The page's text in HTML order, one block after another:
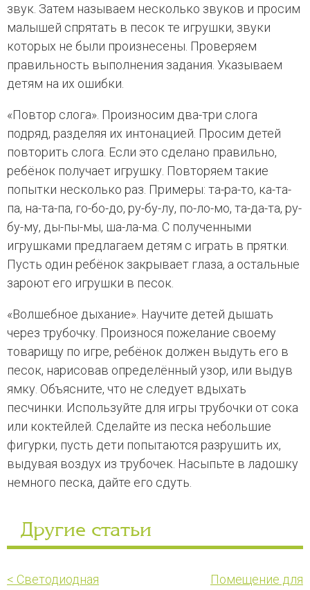
звук. Затем называем несколько звуков и просим
малышей спрятать в песок те игрушки, звуки
которых не были произнесены. Проверяем
правильность выполнения задания. Указываем
детям на их ошибки.
«Повтор слога». Произносим два-три слога
подряд, разделяя их интонацией. Просим детей
повторить слога. Если это сделано правильно,
ребёнок получает игрушку. Повторяем такие
попытки несколько раз. Примеры: та-ра-то, ка-та-
па, на-та-па, го-бо-до, ру-бу-лу, по-ло-мо, та-да-та, ру-
бу-му, ды-пы-мы, ша-ла-ма. С полученными
игрушками предлагаем детям с играть в прятки.
Пусть один ребёнок закрывает глаза, а остальные
зароют его игрушки в песок.
«Волшебное дыхание». Научите детей дышать
через трубочку. Произнося пожелание своему
товарищу по игре, ребёнок должен выдуть его в
песок, нарисовав определённый узор, или выдув
ямку. Объясните, что не следует вдыхать
песчинки. Используйте для игры трубочки от сока
или коктейлей. Сделайте из песка небольшие
фигурки, пусть дети попытаются разрушить их,
выдувая воздух из трубочек. Насыпьте в ладошку
немного песка, дайте его сдуть.
Другие статьи
< Светодиодная
Помещение для